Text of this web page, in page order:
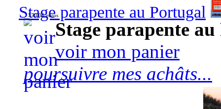
Stage parapente au Portugal
570,00 euros
Stage parapente
voir mon panier
poursuivre mes achâts...